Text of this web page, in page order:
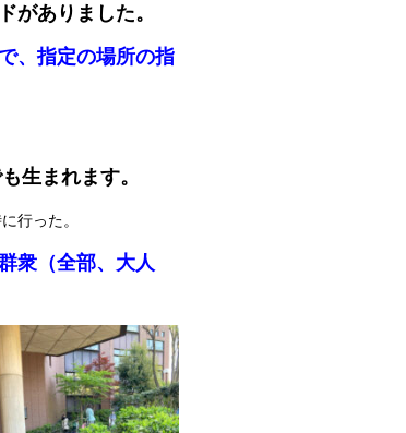
がありました。
、指定の場所の指
生まれます。
行った。
衆（全部、大人